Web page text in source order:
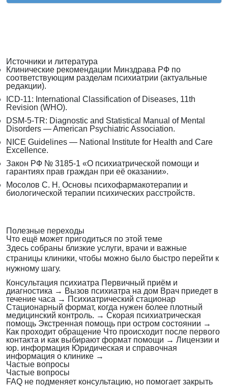
Источники и литература
Клинические рекомендации Минздрава РФ по
соответствующим разделам психиатрии (актуальные
редакции).
ICD-11: International Classification of Diseases, 11th
Revision (WHO).
DSM-5-TR: Diagnostic and Statistical Manual of Mental
Disorders — American Psychiatric Association.
NICE Guidelines — National Institute for Health and Care
Excellence.
Закон РФ № 3185-1 «О психиатрической помощи и
гарантиях прав граждан при её оказании».
Мосолов С. Н. Основы психофармакотерапии и
биологической терапии психических расстройств.
Полезные переходы
Что ещё может пригодиться по этой теме
Здесь собраны близкие услуги, врачи и важные
страницы клиники, чтобы можно было быстро перейти к
нужному шагу.
Консультация психиатра Первичный приём и
диагностика → Вызов психиатра на дом Врач приедет в
течение часа → Психиатрический стационар
Стационарный формат, когда нужен более плотный
медицинский контроль. → Скорая психиатрическая
помощь Экстренная помощь при остром состоянии →
Как проходит обращение Что происходит после первого
контакта и как выбирают формат помощи → Лицензии и
юр. информация Юридическая и справочная
информация о клинике →
Частые вопросы
Частые вопросы
FAQ не подменяет консультацию, но помогает закрыть